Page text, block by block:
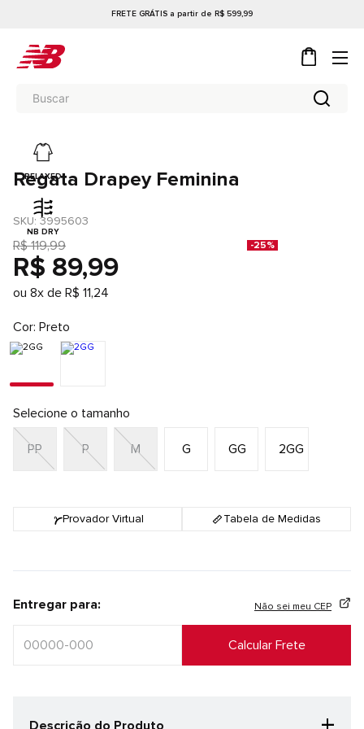
FRETE GRÁTIS a partir de R$ 599,99
RELAXED
NB DRY
Regata Drapey Feminina
SKU: 3995603
R$ 119,99 -25%
R$ 89,99
ou 8x de R$ 11,24
Cor Preto
Selecione o tamanho
2GG
G GG
M
P
PP
Provador Virtual Tabela de Medidas
Entregar para: Não sei meu CEP
Descrição do Produto